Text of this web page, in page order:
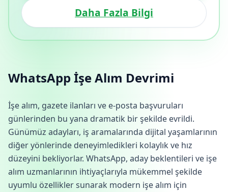
Daha Fazla Bilgi
WhatsApp İşe Alım Devrimi
İşe alım, gazete ilanları ve e-posta başvuruları
günlerinden bu yana dramatik bir şekilde evrildi.
Günümüz adayları, iş aramalarında dijital yaşamlarının
diğer yönlerinde deneyimledikleri kolaylık ve hız
düzeyini bekliyorlar. WhatsApp, aday beklentileri ve işe
alım uzmanlarının ihtiyaçlarıyla mükemmel şekilde
uyumlu özellikler sunarak modern işe alım için